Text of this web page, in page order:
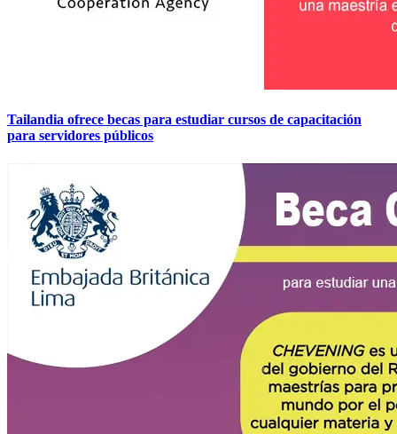
Tailandia ofrece becas para estudiar cursos de capacitación
para servidores públicos